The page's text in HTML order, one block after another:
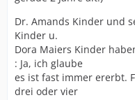
Dr. Amands Kinder und
Kinder u.
Dora Maiers Kinder
: Ja, ich glaube
es ist fast immer ererbt.
drei oder vier